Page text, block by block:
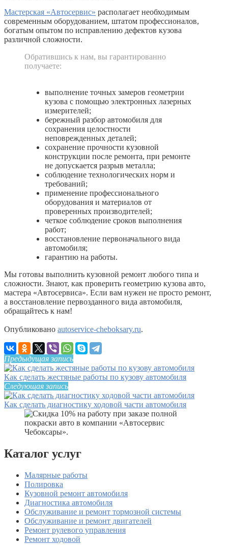
Мастерская «Автосервис» располагает необходимым
современным оборудованием, штатом профессионалов,
богатым опытом по исправлению дефектов кузова
различной сложности.
Обратившись к нам, вы гарантированно
получаете:
выполнение точных замеров геометрии
кузова с помощью электронных лазерных
измерителей;
бережный разбор автомобиля для
сохранения целостности
неповрежденных деталей;
сохранение прочности кузовной
конструкции после ремонта, при ремонте
не допускается разрыв металла;
соблюдение технологических норм и
требований;
применение профессионального
оборудования и материалов от
проверенных производителей;
четкое соблюдение сроков выполнения
работ;
восстановление первоначального вида
автомобиля;
гарантию на работы.
Мы готовы выполнить кузовной ремонт любого типа и
сложности. Знают, как проверить геометрию кузова авто,
мастера «Автосервиса». Если вам нужен не просто ремонт,
а восстановление первозданного вида автомобиля,
обращайтесь к нам!
Опубликовано autoservice-cheboksary.ru.
Предыдущая запись
Как сделать жестяные работы по кузову автомобиля
Следующая запись
Как сделать диагностику ходовой части автомобиля
Каталог услуг
Малярные работы
Полировка
Кузовной ремонт автомобиля
Диагностика автомобиля
Обслуживание и ремонт тормозной системы
Обслуживание и ремонт двигателей
Ремонт рулевого управления
Ремонт ходовой